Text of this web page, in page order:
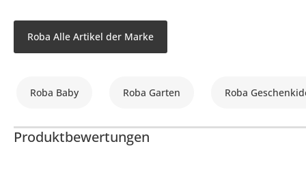
Roba Alle Artikel der Marke
Roba Baby Roba Garten Roba
Produktbewertungen